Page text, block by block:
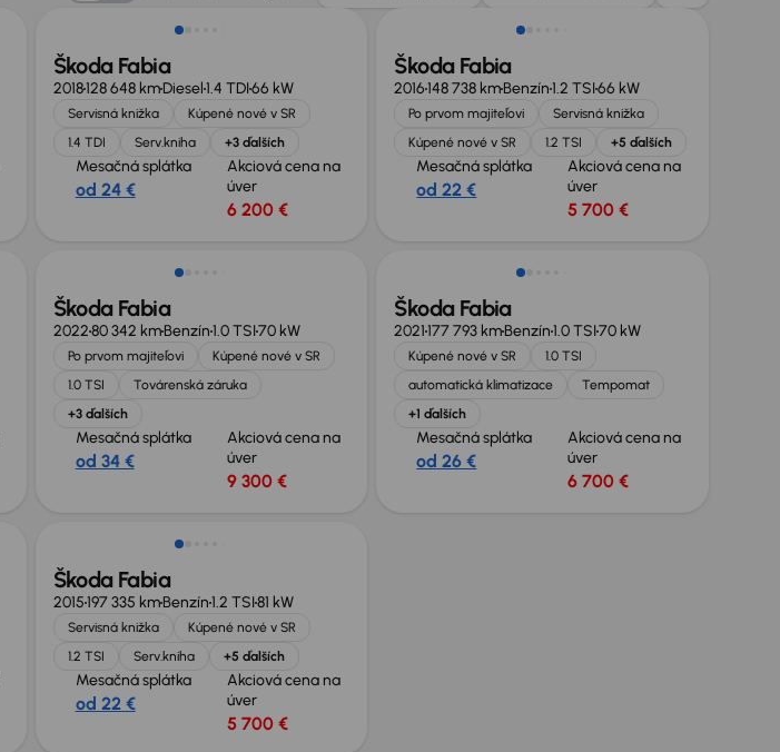
Škoda Fabia
2018128 648 kmDiesel1.4 TDI66 kW
Servisná knižka
Kúpené nové v SR
1.4 TDI
Serv.kniha +3 ďalších
Mesačná splátka
od 24 €
Akciová cena na
úver
6 200 €
Škoda Fabia
2016148 738 kmBenzín1.2 TSI66 kW
Po prvom majiteľovi
Servisná knižka
Kúpené nové v SR
1.2 TSI +5 ďalších
Mesačná splátka
od 22 €
Akciová cena na
úver
5 700 €
Škoda Fabia
202280 342 kmBenzín1.0 TSI70 kW
Po prvom majiteľovi
Kúpené nové v SR
1.0 TSI
Továrenská záruka
+3 ďalších
Mesačná splátka
od 34 €
Akciová cena na
úver
9 300 €
Možnosť odpočtu DPH
Škoda Fabia
2021177 793 kmBenzín1.0 TSI70 kW
Kúpené nové v SR
1.0 TSI
automatická klimatizace
Tempomat
+1 ďalších
Mesačná splátka
od 26 €
Akciová cena na
úver
6 700 €
Škoda Fabia
2015197 335 kmBenzín1.2 TSI81 kW
Servisná knižka
Kúpené nové v SR
1.2 TSI
Serv.kniha +5 ďalších
Mesačná splátka
od 22 €
Akciová cena na
úver
5 700 €